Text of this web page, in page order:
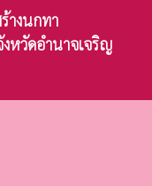
างนกทา
งหวัดอำนาจเจริญ